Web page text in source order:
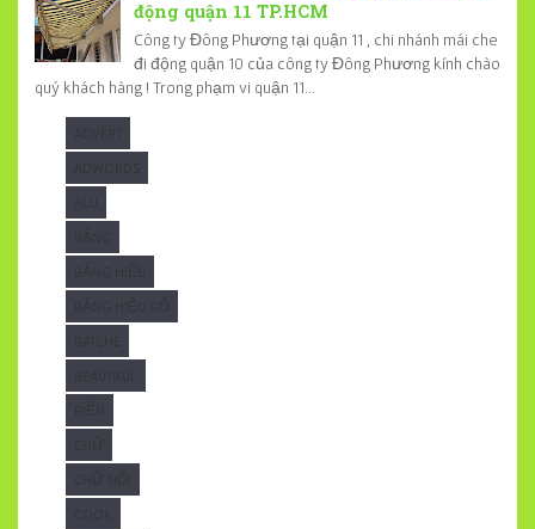
động quận 11 TP.HCM
Công ty Đông Phương tại quận 11 , chi nhánh mái che
đi động quận 10 của công ty Đông Phương kính chào
quý khách hàng ! Trong phạm vi quận 11...
ADVERT
ADWORDS
ALU
BẢNG HIỆU
BẢNG HIỆU GỖ
BATCHE
BEAUTIFUL
BIỂN
CHỮ
CHỮ NỔI